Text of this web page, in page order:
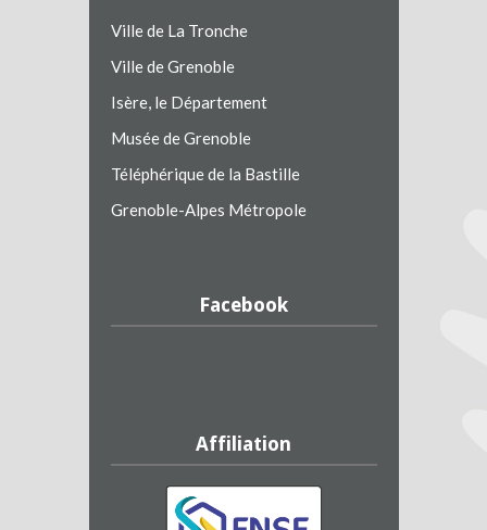
Ville de La Tronche
Ville de Grenoble
Isère, le Département
Musée de Grenoble
Téléphérique de la Bastille
Grenoble-Alpes Métropole
Facebook
Affiliation